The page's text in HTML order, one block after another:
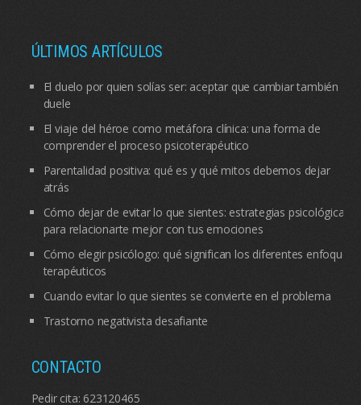
ÚLTIMOS ARTÍCULOS
El duelo por quien solías ser: aceptar que cambiar también
duele
El viaje del héroe como metáfora clínica: una forma de
comprender el proceso psicoterapéutico
Parentalidad positiva: qué es y qué mitos debemos dejar
atrás
Cómo dejar de evitar lo que sientes: estrategias psicológicas
para relacionarte mejor con tus emociones
Cómo elegir psicólogo: qué significan los diferentes enfoques
terapéuticos
Cuando evitar lo que sientes se convierte en el problema
Trastorno negativista desafiante
CONTACTO
Pedir cita: 623120465